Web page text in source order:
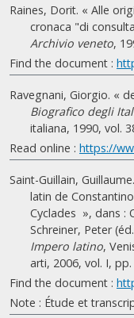
Raines, Dorit. « Alle
cronaca "di
Archivio veneto,
Find the document :
Ravegnani, Giorgio. «
Biografico degli
italiana, 1990, vol.
Read online : https://
Saint-Guillain,
latin de
Cyclades », dans :
Schreiner, Peter
Impero latino,
arti, 2006, vol. I, pp.
Find the document :
Note : Étude et